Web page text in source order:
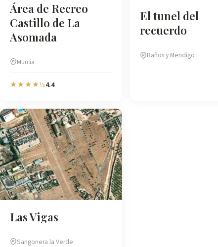
Área de Recreo
Castillo de La
Asomada
Murcia
★★★★½4.4
El tunel del
recuerdo
Baños y Mendigo
Las Vigas
Sangonera la Verde